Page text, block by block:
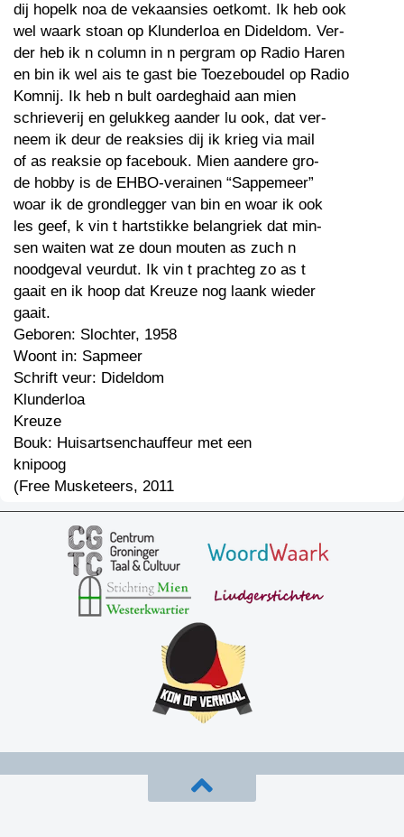
dij hopelk noa de vekaansies oetkomt. Ik heb ook
wel waark stoan op Klunderloa en Dideldom. Ver-
der heb ik n column in n pergram op Radio Haren
en bin ik wel ais te gast bie Toezeboudel op Radio
Komnij. Ik heb n bult oardeghaid aan mien
schrieverij en gelukkeg aander lu ook, dat ver-
neem ik deur de reaksies dij ik krieg via mail
of as reaksie op facebouk. Mien aandere gro-
de hobby is de EHBO-verainen “Sappemeer”
woar ik de grondlegger van bin en woar ik ook
les geef, k vin t hartstikke belangriek dat min-
sen waiten wat ze doun mouten as zuch n
noodgeval veurdut. Ik vin t prachteg zo as t
gaait en ik hoop dat Kreuze nog laank wieder
gaait.
Geboren: Slochter, 1958
Woont in: Sapmeer
Schrift veur: Dideldom
Klunderloa
Kreuze
Bouk: Huisartsenchauffeur met een
knipoog
(Free Musketeers, 2011